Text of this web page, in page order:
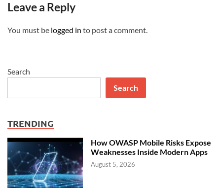
Leave a Reply
You must be logged in to post a comment.
Search
Search
TRENDING
How OWASP Mobile Risks Expose
Weaknesses Inside Modern Apps
August 5, 2026